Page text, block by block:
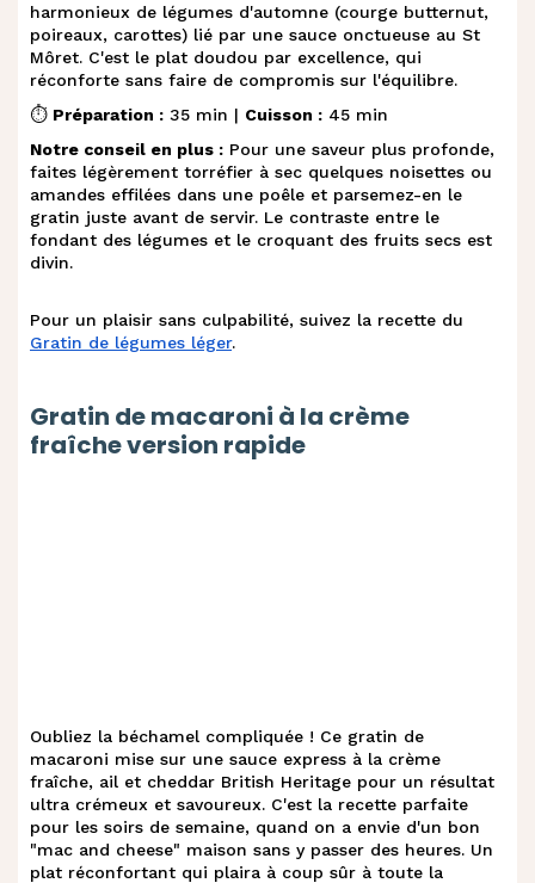
harmonieux de légumes d'automne (courge butternut,
poireaux, carottes) lié par une sauce onctueuse au St
Môret. C'est le plat doudou par excellence, qui
réconforte sans faire de compromis sur l'équilibre.
⏱️ Préparation : 35 min | Cuisson : 45 min
Notre conseil en plus : Pour une saveur plus profonde,
faites légèrement torréfier à sec quelques noisettes ou
amandes effilées dans une poêle et parsemez-en le
gratin juste avant de servir. Le contraste entre le
fondant des légumes et le croquant des fruits secs est
divin.
Pour un plaisir sans culpabilité, suivez la recette du
Gratin de légumes léger.
Gratin de macaroni à la crème
fraîche version rapide
Oubliez la béchamel compliquée ! Ce gratin de
macaroni mise sur une sauce express à la crème
fraîche, ail et cheddar British Heritage pour un résultat
ultra crémeux et savoureux. C'est la recette parfaite
pour les soirs de semaine, quand on a envie d'un bon
"mac and cheese" maison sans y passer des heures. Un
plat réconfortant qui plaira à coup sûr à toute la